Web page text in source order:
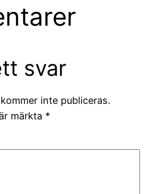
svar
inte publiceras.
märkta *